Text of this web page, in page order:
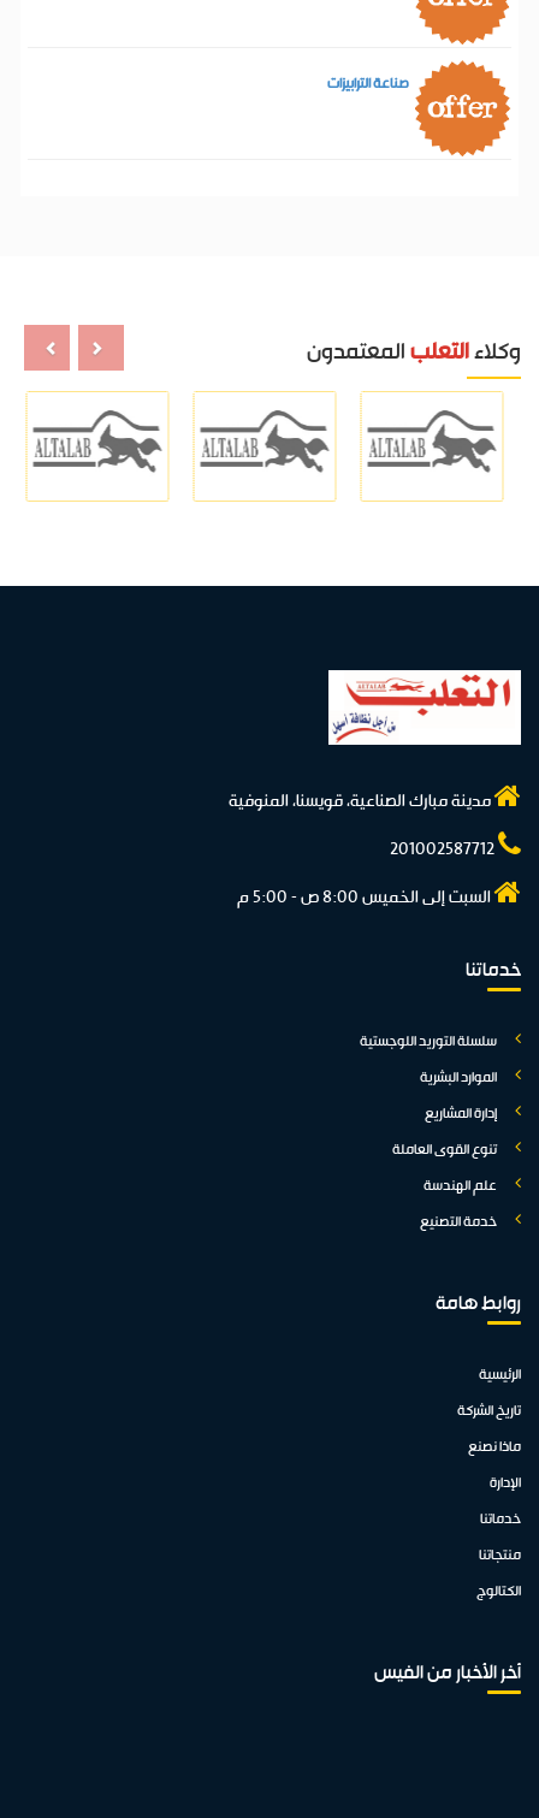
صناعة الترابيزات
وكلاء التعلب المعتمدون
مدينة مبارك الصناعية، قويسنا، المنوفية
السبت إلى الخميس 8:00 ص - 5:00 م
خدماتنا
سلسلة التوريد اللوجستية
الموارد البشرية
إدارة المشاريع
تنوع القوى العاملة
علم الهندسة
خدمة التصنيع
روابط هامة
الرئيسية
تاريخ الشركة
ماذا نصنع
الإدارة
خدماتنا
منتجاتنا
الكتالوج
أخر الأخبار من الفيس